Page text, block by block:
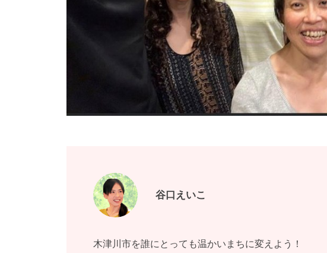
谷口えいこ
木津川市を誰にとっても温かいまちに変えよう！